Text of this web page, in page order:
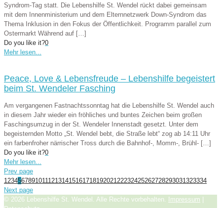
Syndrom-Tag statt. Die Lebenshilfe St. Wendel rückt dabei gemeinsam
mit dem Innenministerium und dem Elternnetzwerk Down-Syndrom das
Thema Inklusion in den Fokus der Öffentlichkeit. Programm parallel zum
Ostermarkt Während auf […]
Do you like it?0
Mehr lesen...
Peace, Love & Lebensfreude – Lebenshilfe begeistert
beim St. Wendeler Fasching
Am vergangenen Fastnachtssonntag hat die Lebenshilfe St. Wendel auch
in diesem Jahr wieder ein fröhliches und buntes Zeichen beim großen
Faschingsumzug in der St. Wendeler Innenstadt gesetzt. Unter dem
begeisternden Motto „St. Wendel bebt, die Straße lebt“ zog ab 14:11 Uhr
ein farbenfroher närrischer Tross durch die Bahnhof-, Momm-, Brühl- […]
Do you like it?0
Mehr lesen...
Prev page
1 234567891011 12131415161718192021 22232425262728293031 323334
Next page
© 2026 Lebenshilfe St. Wendel. Alle Rechte vorbehalten.
Impressum